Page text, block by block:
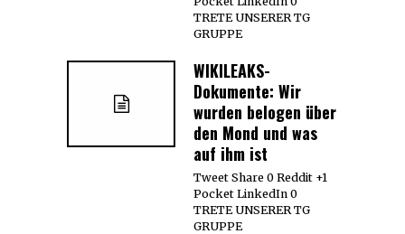
TRETE UNSERER TG
GRUPPE
WIKILEAKS-
Dokumente: Wir
wurden belogen über
den Mond und was
auf ihm ist
Tweet Share 0 Reddit +1
Pocket LinkedIn 0
TRETE UNSERER TG
GRUPPE